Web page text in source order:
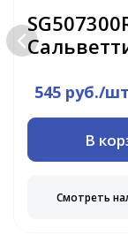
545 руб./шт
В
Смотреть